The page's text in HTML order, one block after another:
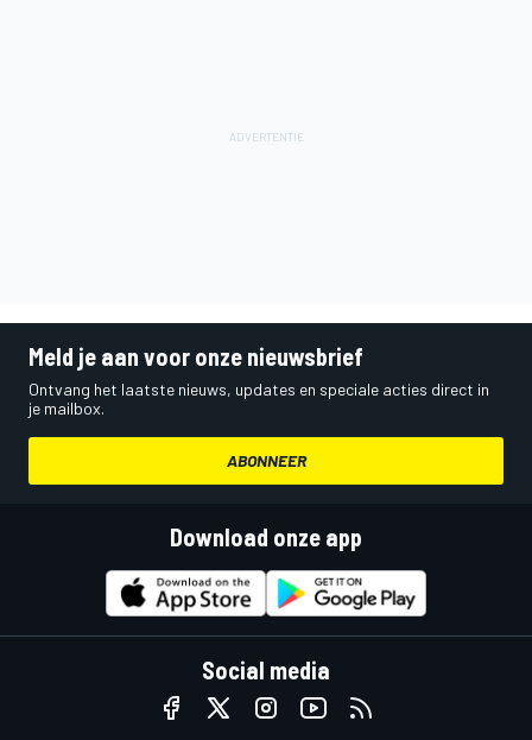
Meld je aan voor onze nieuwsbrief
Ontvang het laatste nieuws, updates en speciale acties direct in
je mailbox.
ABONNEER
Download onze app
Social media